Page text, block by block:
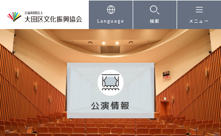
本文へ
Language 検索 メニュー
公演情報